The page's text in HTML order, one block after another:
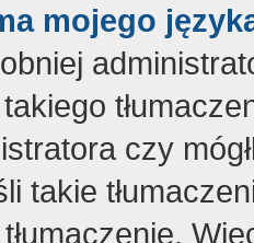
mojego
czy
takie